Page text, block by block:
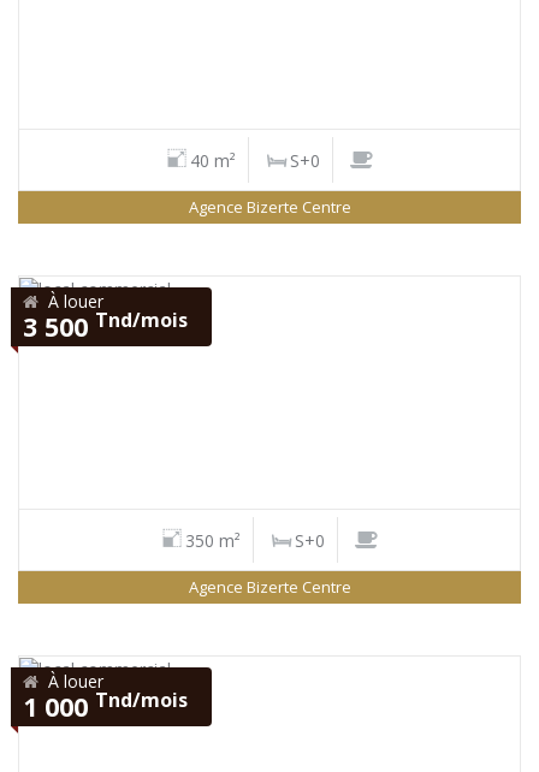
40 m² S+0
Agence Bizerte Centre
À louer
3 500 Tnd/mois
350 m² S+0
Agence Bizerte Centre
À louer
1 000 Tnd/mois